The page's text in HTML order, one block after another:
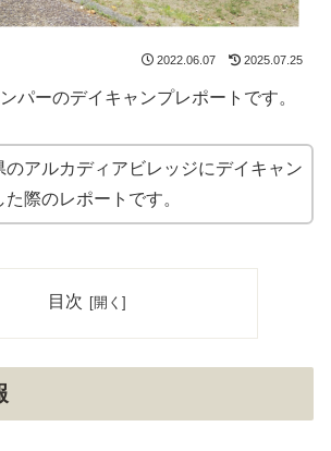
2022.06.07 2025.07.25
パーのデイキャンプレポートです。
のアルカディアビレッジにデイキャン
た際のレポートです。
目次